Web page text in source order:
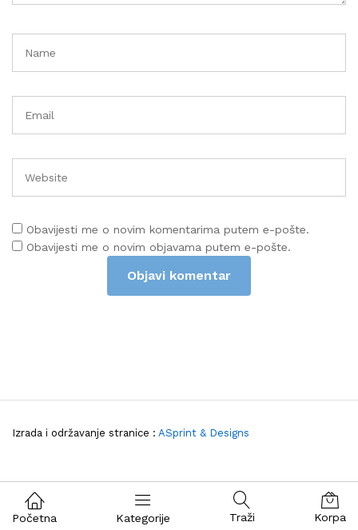
Obavijesti me o novim komentarima putem e-pošte.
Obavijesti me o novim objavama putem e-pošte.
Izrada i održavanje stranice : ASprint & Designs
Početna Kategorije Traži Korpa